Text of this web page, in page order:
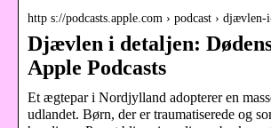
http s://podcasts.apple.com › podcast › djævlen-
Djævlen i detaljen:
Apple Podcasts
Et ægtepar i Nordjylland adopterer en
udlandet. Børn, der er traumatiserede og